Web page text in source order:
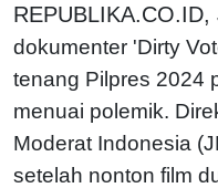
REPUBLIKA.CO.ID,
dokumenter 'Dirty
tenang Pilpres 2024
menuai polemik.
Moderat Indonesia
setelah nonton film